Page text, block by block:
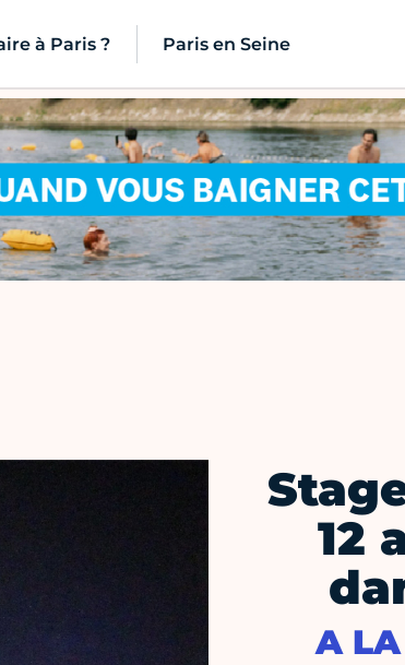
à Paris ? Paris en Seine
12
A LA